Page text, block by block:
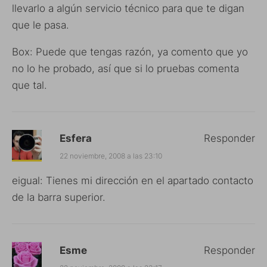
llevarlo a algún servicio técnico para que te digan
que le pasa.
Box: Puede que tengas razón, ya comento que yo
no lo he probado, así que si lo pruebas comenta
que tal.
Esfera
22 noviembre, 2008 a las 23:10
eigual: Tienes mi dirección en el apartado contacto
de la barra superior.
Responder
Esme Responder